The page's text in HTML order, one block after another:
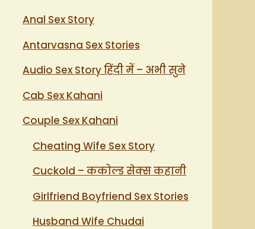
Anal Sex Story
Antarvasna Sex Stories
Audio Sex Story हिंदी में – अभी सुने
Cab Sex Kahani
Couple Sex Kahani
Cheating Wife Sex Story
Cuckold – ककोल्ड सेक्स कहानी
Girlfriend Boyfriend Sex Stories
Husband Wife Chudai